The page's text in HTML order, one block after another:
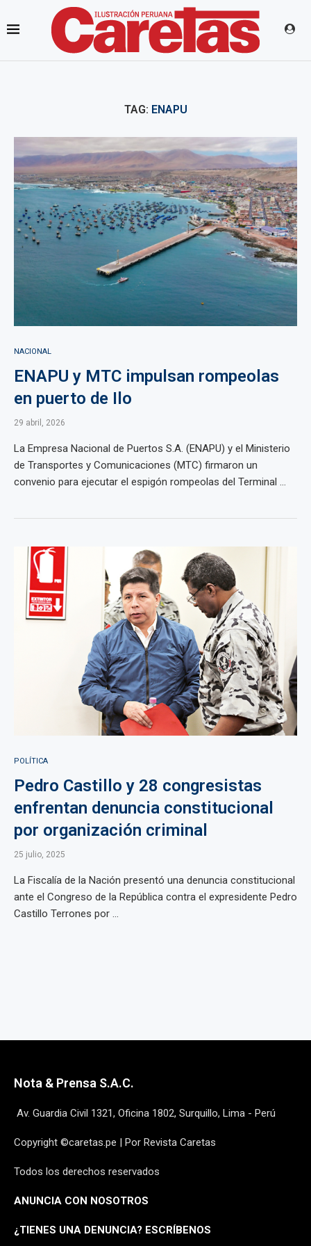
TAG: ENAPU
NACIONAL
ENAPU y MTC impulsan rompeolas
en puerto de Ilo
29 abril, 2026
La Empresa Nacional de Puertos S.A. (ENAPU) y el Ministerio
de Transportes y Comunicaciones (MTC) firmaron un
convenio para ejecutar el espigón rompeolas del Terminal ...
POLÍTICA
Pedro Castillo y 28 congresistas
enfrentan denuncia constitucional
por organización criminal
25 julio, 2025
La Fiscalía de la Nación presentó una denuncia constitucional
ante el Congreso de la República contra el expresidente Pedro
Castillo Terrones por ...
Nota & Prensa S.A.C.
Av. Guardia Civil 1321, Oficina 1802, Surquillo, Lima - Perú
Copyright ©caretas.pe | Por Revista Caretas
Todos los derechos reservados
ANUNCIA CON NOSOTROS
¿TIENES UNA DENUNCIA? ESCRÍBENOS